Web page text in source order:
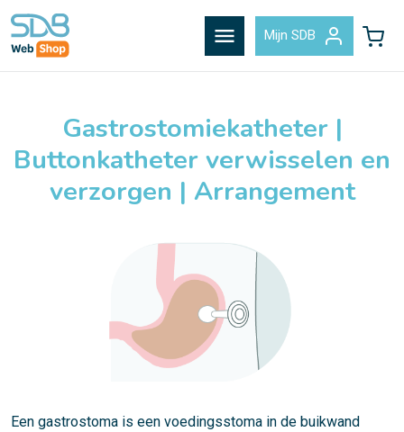
menu Mijn SDB
Gastrostomiekatheter |
Buttonkatheter verwisselen en
verzorgen | Arrangement
Een gastrostoma is een voedingsstoma in de buikwand